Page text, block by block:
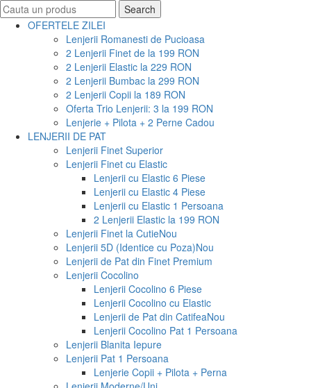
Search
for:
Search
OFERTELE ZILEI
Lenjerii Romanesti de Pucioasa
2 Lenjerii Finet de la 199 RON
2 Lenjerii Elastic la 229 RON
2 Lenjerii Bumbac la 299 RON
2 Lenjerii Copii la 189 RON
Oferta Trio Lenjerii: 3 la 199 RON
Lenjerie + Pilota + 2 Perne Cadou
LENJERII DE PAT
Lenjerii Finet Superior
Lenjerii Finet cu Elastic
Lenjerii cu Elastic 6 Piese
Lenjerii cu Elastic 4 Piese
Lenjerii cu Elastic 1 Persoana
2 Lenjerii Elastic la 199 RON
Lenjerii Finet la CutieNou
Lenjerii 5D (Identice cu Poza)Nou
Lenjerii de Pat din Finet Premium
Lenjerii Cocolino
Lenjerii Cocolino 6 Piese
Lenjerii Cocolino cu Elastic
Lenjerii de Pat din CatifeaNou
Lenjerii Cocolino Pat 1 Persoana
Lenjerii Blanita Iepure
Lenjerii Pat 1 Persoana
Lenjerie Copii + Pilota + Perna